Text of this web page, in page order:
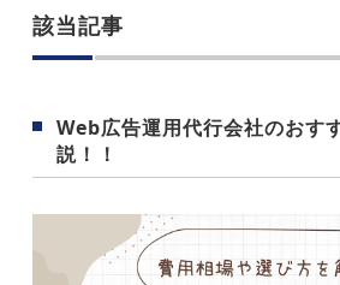
該当記事
Web広告運用代行会社のおす
説！！